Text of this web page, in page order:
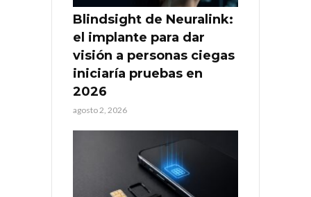
Blindsight de Neuralink:
el implante para dar
visión a personas ciegas
iniciaría pruebas en
2026
agosto 2, 2026